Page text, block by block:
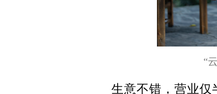
“
生意不错，营业仅